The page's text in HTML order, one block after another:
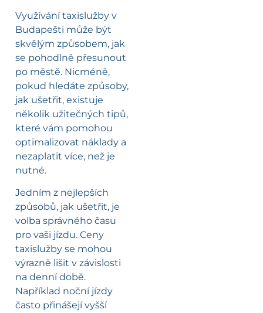
Využívání taxislužby v
Budapešti může být
skvělým způsobem, jak
se pohodlně přesunout
po městě. Nicméně,
pokud hledáte způsoby,
jak ušetřit, existuje
několik užitečných tipů,
které vám pomohou
optimalizovat náklady a
nezaplatit více, než je
nutné.
Jedním z nejlepších
způsobů, jak ušetřit, je
volba správného času
pro vaši jízdu. Ceny
taxislužby se mohou
výrazně lišit v závislosti
na denní době.
Například noční jízdy
často přinášejí vyšší